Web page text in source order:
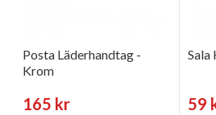
Posta Läderhandtag -
Krom
165 kr
Sala
59